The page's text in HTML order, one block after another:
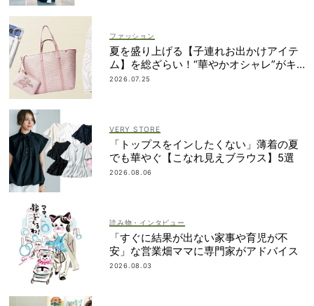
ファッション
夏を盛り上げる【子連れお出かけアイテ
ム】を総ざらい！“華やかオシャレ”がキ
ーワード
2026.07.25
VERY STORE
「トップスをインしたくない」薄着の夏
でも華やぐ【こなれ見えブラウス】5選
2026.08.06
読み物・インタビュー
「すぐに結果が出ない家事や育児が不
安」な営業畑ママに専門家がアドバイス
2026.08.03